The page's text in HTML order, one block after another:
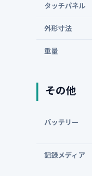
タッチパネル
外形寸法
重量
その他
バッテリー
記録メディア